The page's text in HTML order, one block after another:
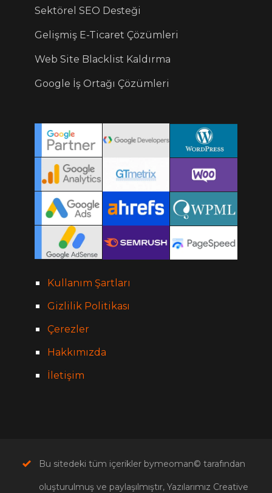
Sektörel SEO Desteği
Gelişmiş E-Ticaret Çözümleri
Web Site Blacklist Kaldırma
Google İş Ortağı Çözümleri
Kullanım Şartları
Gizlilik Politikası
Çerezler
Hakkımızda
İletişim
Bu sitedeki tüm içerikler bymeoman© tarafından
oluşturulmuş ve paylaşılmıştır, Yazılarımız Creative